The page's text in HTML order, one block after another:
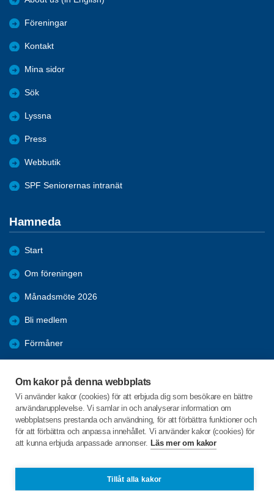
Om kakor på denna webbplats
Vi använder kakor (cookies) för att erbjuda dig som besökare en bättre
användarupplevelse. Vi samlar in och analyserar information om
webbplatsens prestanda och användning, för att förbättra funktioner och
för att förbättra och anpassa innehållet. Vi använder kakor (cookies) för
att kunna erbjuda anpassade annonser. Läs mer om kakor
Tillåt alla kakor
Föreningar
Kontakt
Mina sidor
Sök
Lyssna
Press
Webbutik
SPF Seniorernas intranät
Hamneda
Start
Om föreningen
Månadsmöte 2026
Bli medlem
Förmåner
Aktiviteter
C/o:Lennart Lundquist